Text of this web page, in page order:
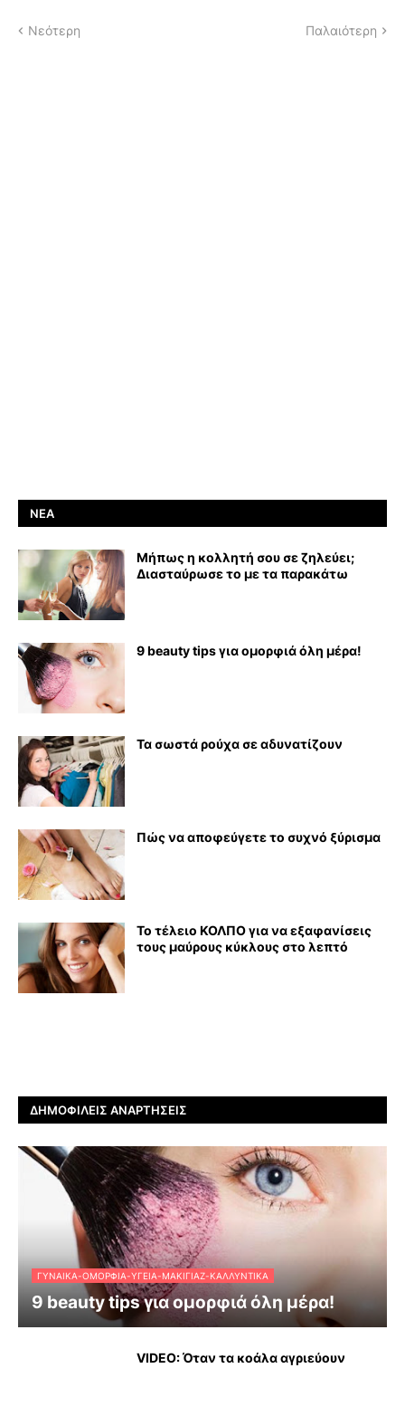
Νεότερη Παλαιότερη
ΝΈΑ
Μήπως η κολλητή σου σε ζηλεύει;
Διασταύρωσε το με τα παρακάτω
9 beauty tips για ομορφιά όλη μέρα!
Τα σωστά ρούχα σε αδυνατίζουν
Πώς να αποφεύγετε το συχνό ξύρισμα
Το τέλειο ΚΟΛΠΟ για να εξαφανίσεις
τους μαύρους κύκλους στο λεπτό
ΔΗΜΟΦΙΛΕΊΣ ΑΝΑΡΤΉΣΕΙΣ
ΓΥΝΑΊΚΑ-ΟΜΟΡΦΙΆ-ΥΓΕΊΑ-ΜΑΚΙΓΙΆΖ-ΚΑΛΛΥΝΤΙΚΆ
9 beauty tips για ομορφιά όλη μέρα!
VIDEO: Όταν τα κοάλα αγριεύουν